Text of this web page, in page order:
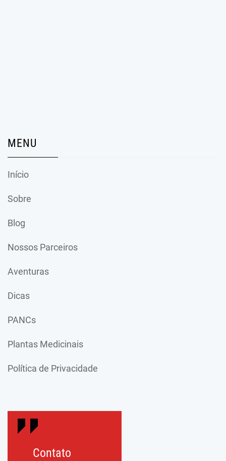
MENU
Início
Sobre
Blog
Nossos Parceiros
Aventuras
Dicas
PANCs
Plantas Medicinais
Política de Privacidade
Contato